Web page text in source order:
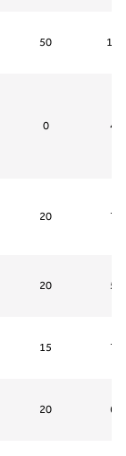
50 150
0 40
20 70
20 50
15 70
20 60